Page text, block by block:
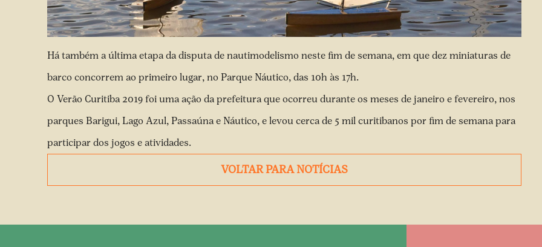
Há também a última etapa da disputa de nautimodelismo neste fim de semana, em que dez miniaturas de
barco concorrem ao primeiro lugar, no Parque Náutico, das 10h às 17h.
O Verão Curitiba 2019 foi uma ação da prefeitura que ocorreu durante os meses de janeiro e fevereiro, nos
parques Barigui, Lago Azul, Passaúna e Náutico, e levou cerca de 5 mil curitibanos por fim de semana para
participar dos jogos e atividades.
VOLTAR PARA NOTÍCIAS